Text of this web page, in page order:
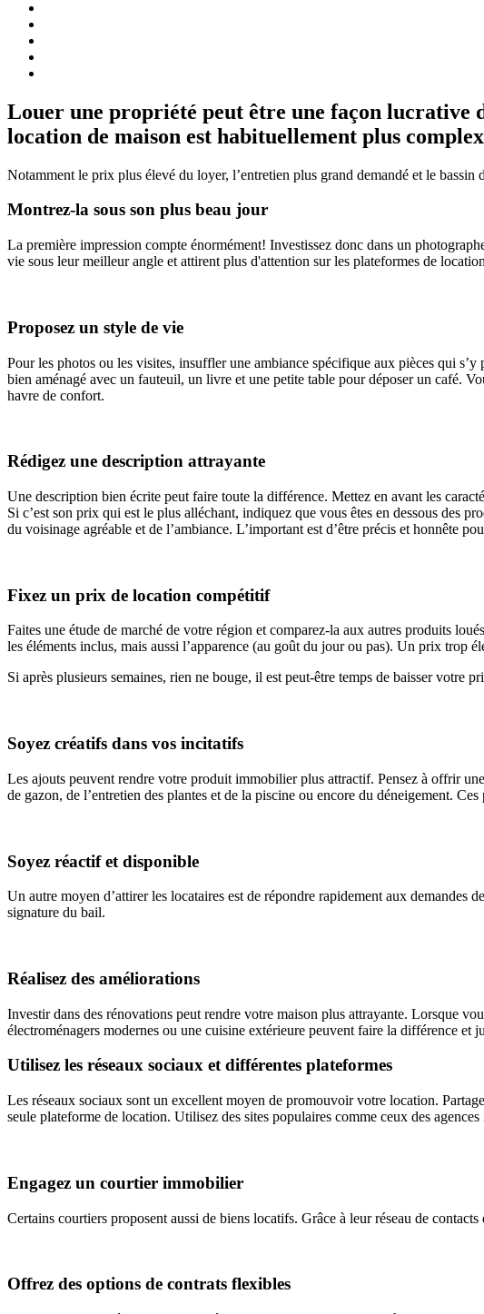
Louer une propriété peut être une façon lucrative
location de maison est habituellement plus
Notamment le prix plus élevé du loyer, l’entretien plus grand demandé et le
Montrez-la sous son plus beau jour
La première impression compte énormément! Investissez donc dans un
vie sous leur meilleur angle et attirent plus d'attention sur les plateformes de
Proposez un style de vie
Pour les photos ou les visites, insuffler une ambiance spécifique aux pièces qui
bien aménagé avec un fauteuil, un livre et une petite table pour déposer un café.
havre de confort.
Rédigez une description attrayante
Une description bien écrite peut faire toute la différence. Mettez en avant les
Si c’est son prix qui est le plus alléchant, indiquez que vous êtes en dessous des
du voisinage agréable et de l’ambiance. L’important est d’être précis et honnête
Fixez un prix de location compétitif
Faites une étude de marché de votre région et comparez-la aux autres produits
les éléments inclus, mais aussi l’apparence (au goût du jour ou pas). Un prix trop
Si après plusieurs semaines, rien ne bouge, il est peut-être temps de baisser
Soyez créatifs dans vos incitatifs
Les ajouts peuvent rendre votre produit immobilier plus attractif. Pensez à offrir
de gazon, de l’entretien des plantes et de la piscine ou encore du déneigement.
Soyez réactif et disponible
Un autre moyen d’attirer les locataires est de répondre rapidement aux demandes
signature du bail.
Réalisez des améliorations
Investir dans des rénovations peut rendre votre maison plus attrayante. Lorsque
électroménagers modernes ou une cuisine extérieure peuvent faire la différence et
Utilisez les réseaux sociaux et différentes plateformes
Les réseaux sociaux sont un excellent moyen de promouvoir votre location.
seule plateforme de location. Utilisez des sites populaires comme ceux des
Engagez un courtier immobilier
Certains courtiers proposent aussi de biens locatifs. Grâce à leur réseau de
Offrez des options de contrats flexibles